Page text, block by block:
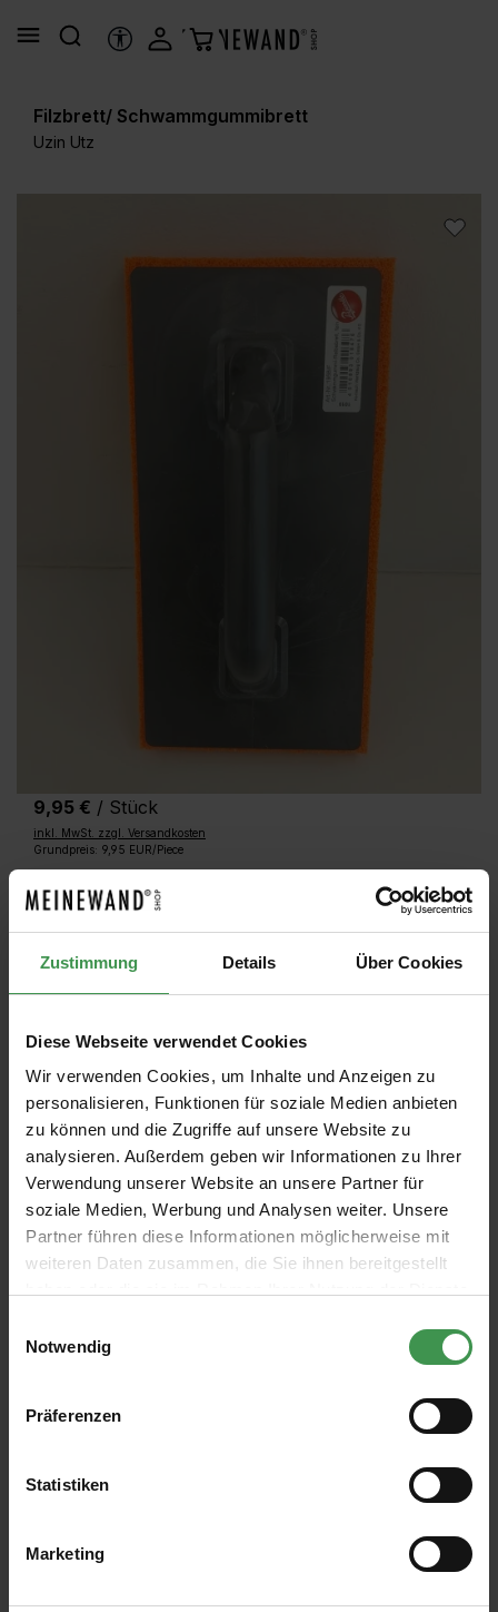
Zustimmung Details Über Cookies
Diese Webseite verwendet Cookies
Wir verwenden Cookies, um Inhalte und Anzeigen zu
personalisieren, Funktionen für soziale Medien anbieten
zu können und die Zugriffe auf unsere Website zu
analysieren. Außerdem geben wir Informationen zu Ihrer
Verwendung unserer Website an unsere Partner für
soziale Medien, Werbung und Analysen weiter. Unsere
Partner führen diese Informationen möglicherweise mit
weiteren Daten zusammen, die Sie ihnen bereitgestellt
Notwendig
Präferenzen
Statistiken
Marketing
springen
HILFSTOOLS
Filzbrett/ Schwammgummibrett
Uzin Utz
9,95 € / Stück
inkl. MwSt. zzgl. Versandkosten
Grundpreis: 9,95 EUR/Piece
Produkt Anzahl: Gib den
Abonnieren Sie den kostenlosen Newsletter und
Ich habe dieDatenschutzbestimmungenzur Kenntnis